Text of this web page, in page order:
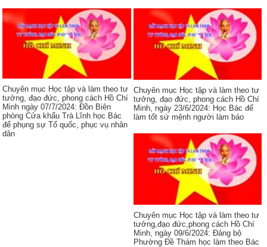
Chuyên mục Học tập và làm theo tư
tưởng, đạo đức, phong cách Hồ Chí
Minh ngày 07/7/2024: Đồn Biên
phòng Cửa khẩu Trà Lĩnh học Bác
để phụng sự Tổ quốc, phục vụ nhân
dân
Chuyên mục Học tập và làm theo tư
tưởng, đạo đức, phong cách Hồ Chí
Minh, ngày 23/6/2024: Học Bác để
làm tốt sứ mệnh người làm báo
Chuyên mục Học tập và làm theo tư
tưởng,đạo đức,phong cách Hồ Chí
Minh, ngày 09/6/2024: Đảng bộ
Phường Đề Thám học làm theo Bác